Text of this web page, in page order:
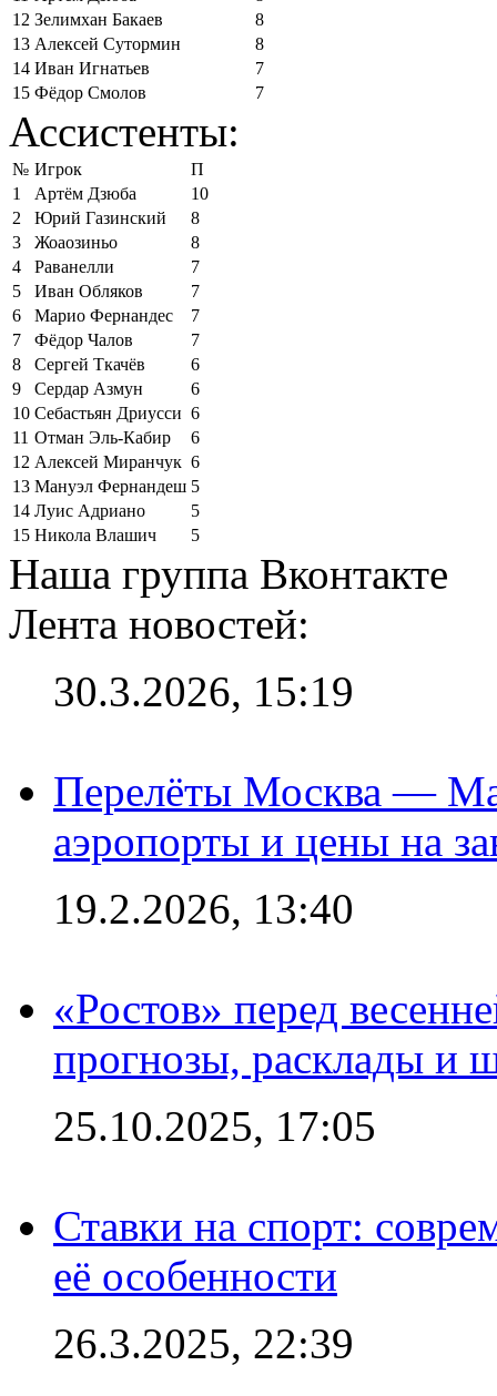
12 Зелимхан Бакаев
8
13 Алексей Сутормин
8
14 Иван Игнатьев
7
15 Фёдор Смолов 7
Ассистенты:
№ Игрок
П
1
Артём Дзюба
10
2
Юрий Газинский
8
3
Жоаозиньо
8
4
Раванелли
7
5
Иван Обляков
7
6
Марио Фернандес
7
7
Фёдор Чалов
7
8
Сергей Ткачёв
6
9
Сердар Азмун
6
10 Себастьян Дриусси 6
11 Отман Эль-Кабир
6
12 Алексей Миранчук 6
13 Мануэл Фернандеш 5
14 Луис Адриано
5
15 Никола Влашич 5
Наша группа Вконтакте
Лента новостей:
30.3.2026, 15:19
Перелёты Москва —
аэропорты и цены на
19.2.2026, 13:40
«Ростов» перед
прогнозы, расклады и
25.10.2025, 17:05
Ставки на спорт:
её особенности
26.3.2025, 22:39